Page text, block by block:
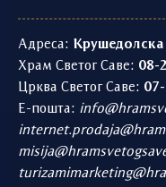
Адреса: Крушедолска
Храм Светог Саве: 08-
Црква Светог Саве:
Е-пошта: